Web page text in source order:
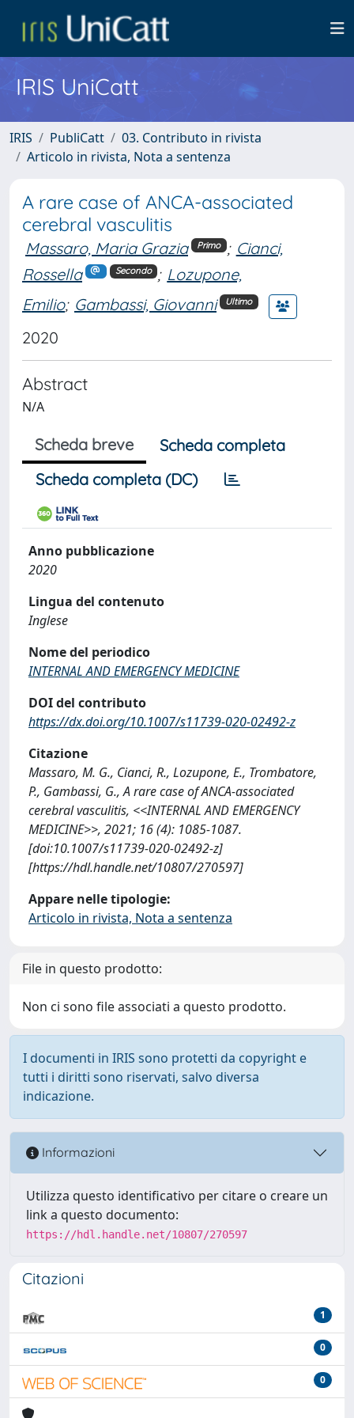
IRIS UniCatt
IRIS PubliCatt
03. Contributo in rivista
Articolo in rivista, Nota a sentenza
A rare case of ANCA-associated
cerebral vasculitis
Massaro, Maria Grazia Primo ; Cianci,
Rossella
Secondo ; Lozupone,
Emilio; Gambassi, Giovanni Ultimo
2020
Abstract
N/A
Scheda breve
Scheda completa
Scheda completa (DC)
Anno pubblicazione
2020
Lingua del contenuto
Inglese
Nome del periodico
INTERNAL AND EMERGENCY MEDICINE
DOI del contributo
https://dx.doi.org/10.1007/s11739-020-02492-z
Citazione
Massaro, M. G., Cianci, R., Lozupone, E., Trombatore,
P., Gambassi, G., A rare case of ANCA-associated
cerebral vasculitis, <<INTERNAL AND EMERGENCY
MEDICINE>>, 2021; 16 (4): 1085-1087.
[doi:10.1007/s11739-020-02492-z]
[https://hdl.handle.net/10807/270597]
Appare nelle tipologie:
Articolo in rivista, Nota a sentenza
File in questo prodotto:
Non ci sono file associati a questo prodotto.
I documenti in IRIS sono protetti da copyright e
tutti i diritti sono riservati, salvo diversa
indicazione.
Informazioni
Utilizza questo identificativo per citare o creare un
link a questo documento:
https://hdl.handle.net/10807/270597
Citazioni
1
0
0